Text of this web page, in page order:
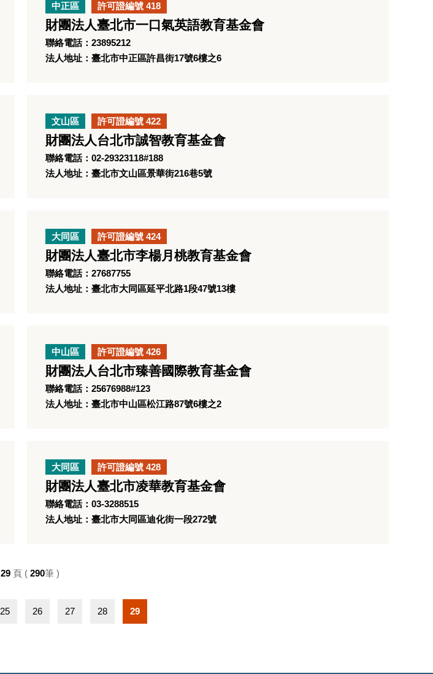
中正區 許可證編號 418
財團法人臺北市一口氣英語教育基金會
聯絡電話：23895212
法人地址：臺北市中正區許昌街17號6樓之6
文山區 許可證編號 422
財團法人台北市誠智教育基金會
聯絡電話：02-29323118#188
法人地址：臺北市文山區景華街216巷5號
大同區 許可證編號 424
財團法人臺北市李楊月桃教育基金會
聯絡電話：27687755
法人地址：臺北市大同區延平北路1段47號13樓
中山區 許可證編號 426
財團法人台北市臻善國際教育基金會
聯絡電話：25676988#123
法人地址：臺北市中山區松江路87號6樓之2
大同區 許可證編號 428
財團法人臺北市凌華教育基金會
聯絡電話：03-3288515
法人地址：臺北市大同區迪化街一段272號
25 26 27 28 29
29 頁 ( 290筆 )